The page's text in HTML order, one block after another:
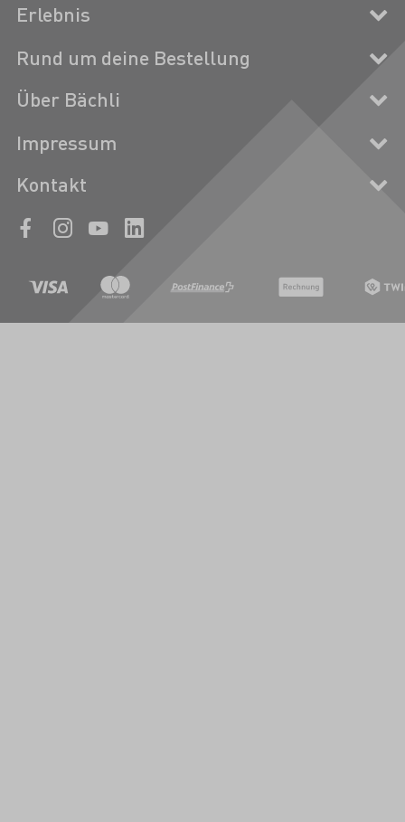
Erlebnis
Rund um deine Bestellung
Über Bächli
Impressum
Kontakt